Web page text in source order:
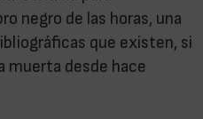
negro de las horas, una
que existen, si
muerta desde hace